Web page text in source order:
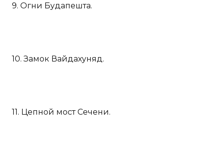
9. Огни Будапешта.
10. Замок Вайдахуняд.
11. Цепной мост Сечени.